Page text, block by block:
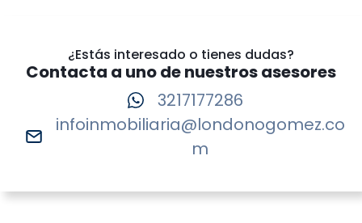
¿Estás interesado o tienes dudas?
Contacta a uno de nuestros asesores
3217177286
infoinmobiliaria@londonogomez.co
m